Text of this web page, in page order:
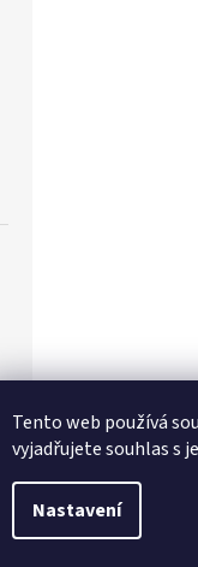
Tento web používá
vyjadřujete souhlas s
Nastavení
. Všechna práva